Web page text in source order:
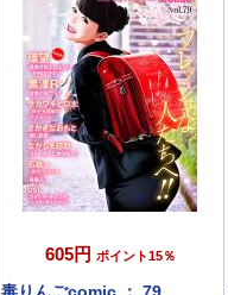
605円 ポイント15％